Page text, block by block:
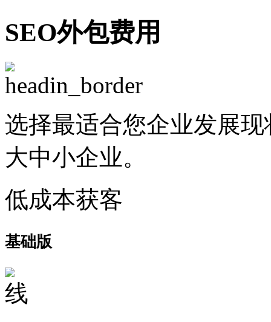
SEO外包费用
选择最适合您企业发展
大中小企业。
低成本获客
基础版